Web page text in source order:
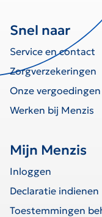
Snel naar
Service en contact
Zorgverzekeringen
Onze vergoedingen
Werken bij Menzis
Mijn Menzis
Inloggen
Declaratie indienen
Toestemmingen